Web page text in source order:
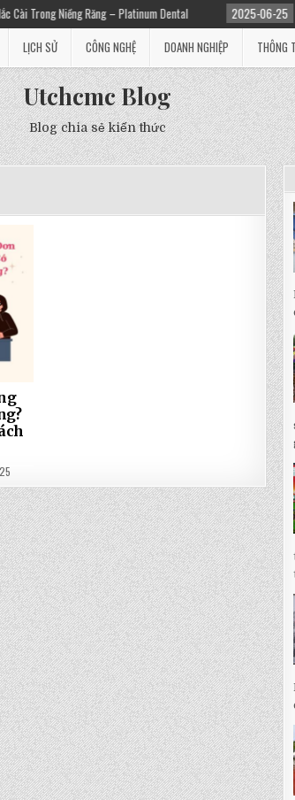
Niềng Răng – Platinum Dental 2025-06-25 Niềng
LỊCH SỬ CÔNG NGHỆ DOANH NGHIỆP THÔNG
Utchcmc Blog
Blog chia sẻ kiến thức